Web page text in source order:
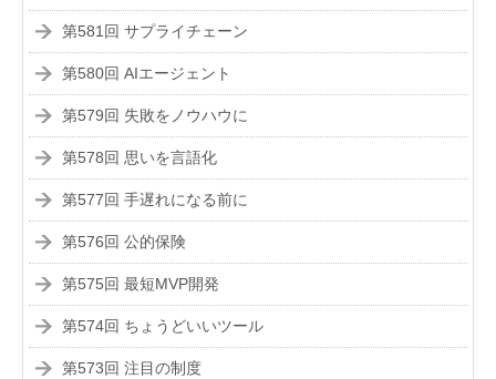
第581回 サプライチェーン
第580回 AIエージェント
第579回 失敗をノウハウに
第578回 思いを言語化
第577回 手遅れになる前に
第576回 公的保険
第575回 最短MVP開発
第574回 ちょうどいいツール
第573回 注目の制度